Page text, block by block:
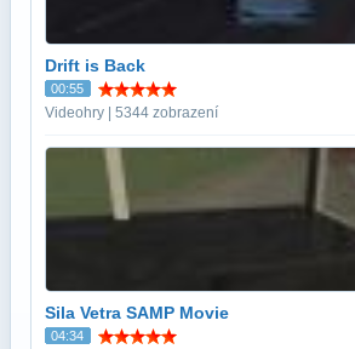
Drift is Back
00:55
Videohry | 5344 zobrazení
Sila Vetra SAMP Movie
04:34